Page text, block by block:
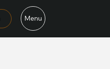
Menu